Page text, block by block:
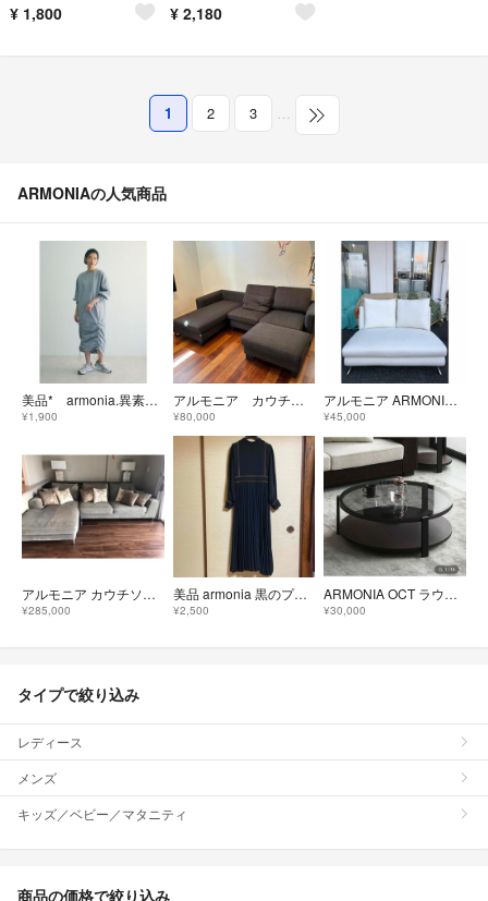
¥ 1,800 ¥ 2,180
1 2 3 …
ARMONIAの人気商品
美品* armonia.異素材シャーリングワンピース
¥1,900
アルモニア カウチソファ NUBE
¥80,000
アルモニア ARMONIA 2Pソファ PUホワイト
¥45,000
アルモニア カウチソファ
¥285,000
美品 armonia 黒のプリーツワンピース フリーサイズ
¥2,500
ARMONIA OCT ラウンドテーブル アルモニア
¥30,000
タイプで絞り込み
レディース
メンズ
キッズ／ベビー／マタニティ
商品の価格で絞り込み